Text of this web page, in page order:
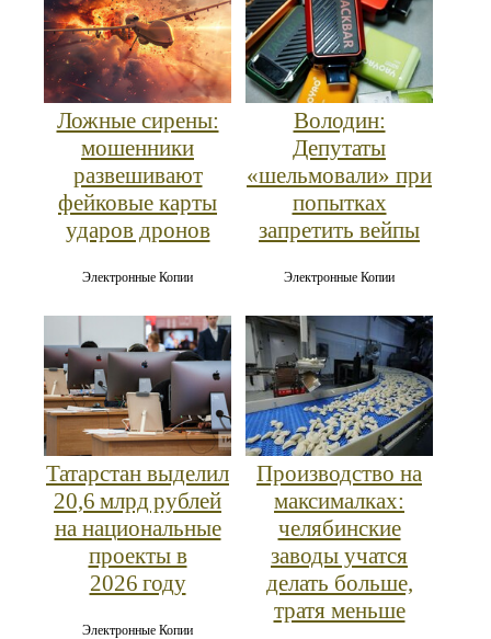
Ложные сирены:
мошенники
развешивают
фейковые карты
ударов дронов
Электронные Копии
Володин:
Депутаты
«шельмовали» при
попытках
запретить вейпы
Электронные Копии
Татарстан выделил
20,6 млрд рублей
на национальные
проекты в
2026 году
Электронные Копии
Производство на
максималках:
челябинские
заводы учатся
делать больше,
тратя меньше